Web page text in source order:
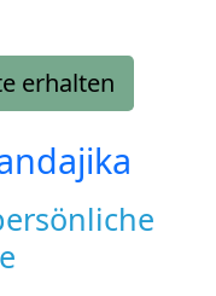
erhalten